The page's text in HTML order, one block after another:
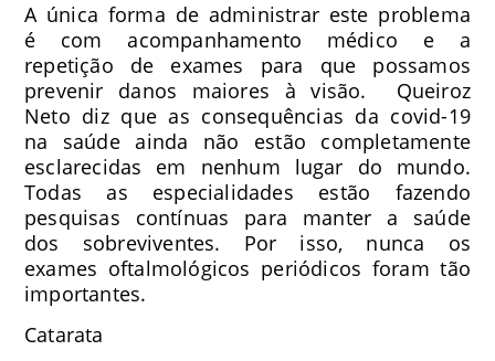
A única forma de administrar este problema
é com acompanhamento médico e a
repetição de exames para que possamos
prevenir danos maiores à visão. Queiroz
Neto diz que as consequências da covid-19
na saúde ainda não estão completamente
esclarecidas em nenhum lugar do mundo.
Todas as especialidades estão fazendo
pesquisas contínuas para manter a saúde
dos sobreviventes. Por isso, nunca os
exames oftalmológicos periódicos foram tão
importantes.
Catarata